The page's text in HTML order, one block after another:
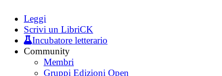
Leggi
Scrivi un LibriCK
Incubatore letterario
Community
Membri
Gruppi Edizioni Open